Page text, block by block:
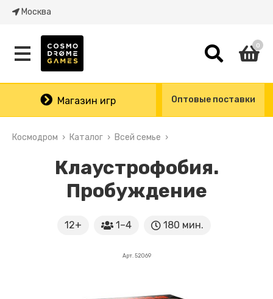
Москва
0
Магазин игр Оптовые поставки
Космодром Каталог Всей семье
Клаустрофобия.
Пробуждение
12+ 1–4 180 мин.
Арт. 52069